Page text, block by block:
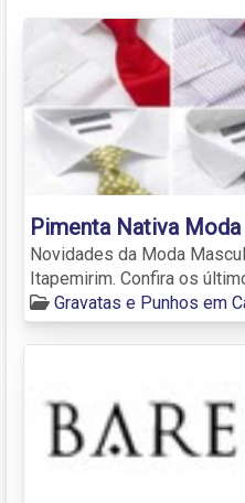
Pimenta Nativa
Novidades da Moda
Itapemirim. Confira os
Gravatas e Punhos em